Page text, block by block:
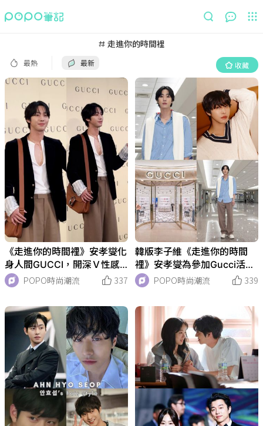
走進你的時間裡
最熱 最新 收藏
最新 收藏
《走進你的時間裡》安孝燮化
身人間GUCCI，開深Ｖ性感
露胸肌！寵粉愛心無限連發！
POPO時尚潮流 337
韓版李子維《走進你的時間
裡》安孝燮為參加Gucci活動
抵台！微正裝機場穿搭帥度爆
表！
POPO時尚潮流 339